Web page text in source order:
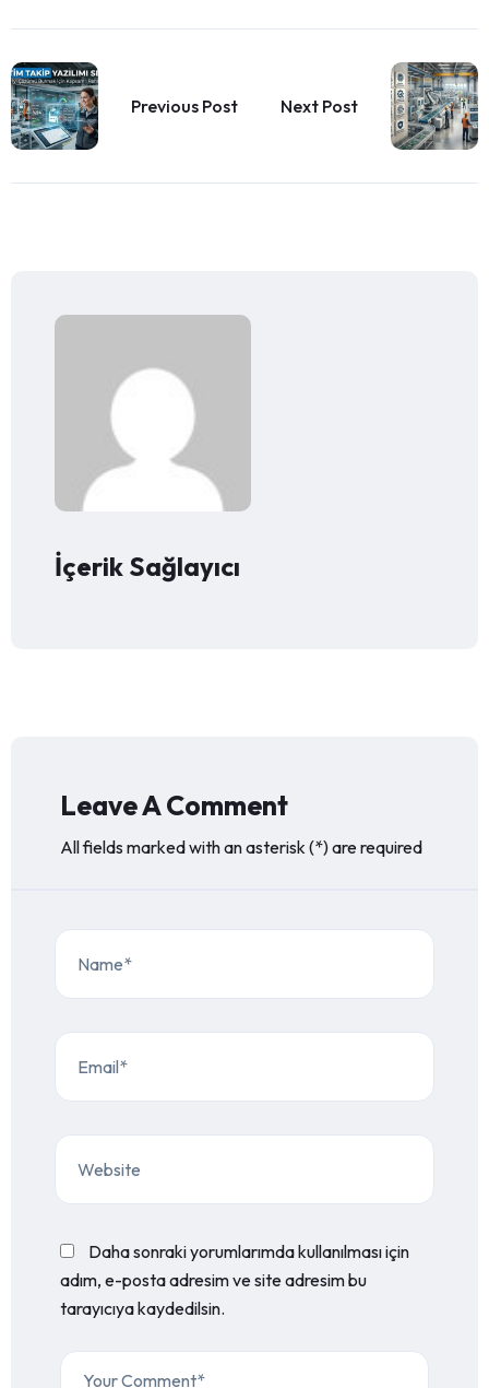
Previous Post Next Post
İçerik Sağlayıcı
Leave A Comment
All fields marked with an asterisk (*) are required
Daha sonraki yorumlarımda kullanılması için
adım, e-posta adresim ve site adresim bu
tarayıcıya kaydedilsin.